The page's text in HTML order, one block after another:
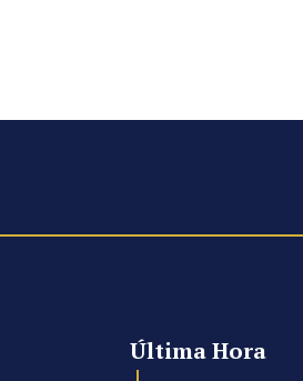
Última Hora